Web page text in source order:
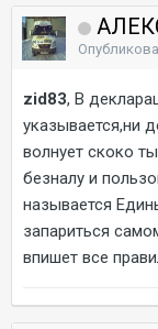
zid83, В
указывается,ни
волнует скоко
безналу и
называется
запариться
впишет все